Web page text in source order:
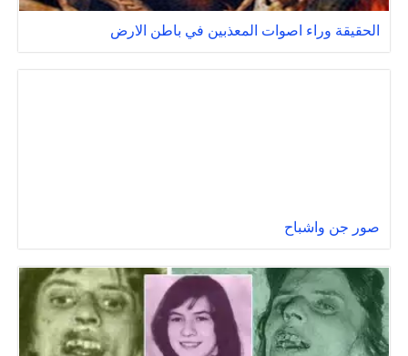
الحقيقة وراء اصوات المعذبين في باطن الارض
صور جن واشباح